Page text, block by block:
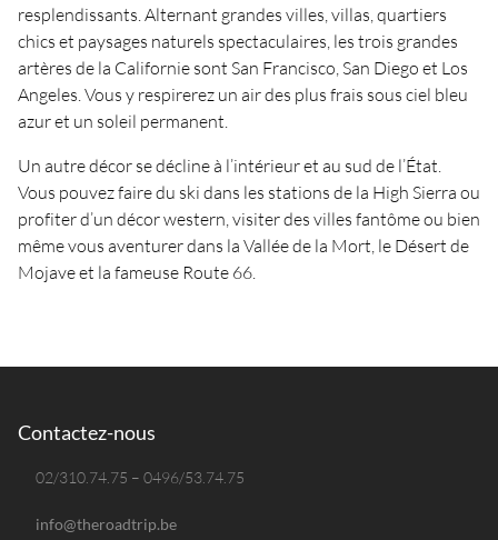
resplendissants. Alternant grandes villes, villas, quartiers
chics et paysages naturels spectaculaires, les trois grandes
artères de la Californie sont San Francisco, San Diego et Los
Angeles. Vous y respirerez un air des plus frais sous ciel bleu
azur et un soleil permanent.
Un autre décor se décline à l’intérieur et au sud de l’État.
Vous pouvez faire du ski dans les stations de la High Sierra ou
profiter d’un décor western, visiter des villes fantôme ou bien
même vous aventurer dans la Vallée de la Mort, le Désert de
Mojave et la fameuse Route 66.
Contactez-nous
02/310.74.75 – 0496/53.74.75
info@theroadtrip.be